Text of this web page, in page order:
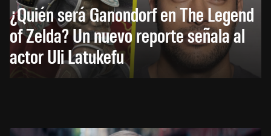
¿Quién será Ganondorf en The Legend
of Zelda? Un nuevo reporte señala al
actor Uli Latukefu